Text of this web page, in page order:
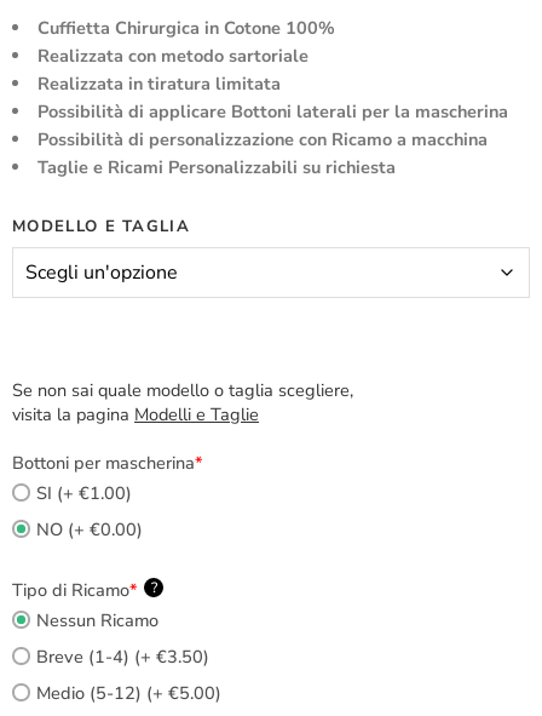
Cuffietta Chirurgica in Cotone 100%
Realizzata con metodo sartoriale
Realizzata in tiratura limitata
Possibilità di applicare Bottoni laterali per la mascherina
Possibilità di personalizzazione con Ricamo a macchina
Taglie e Ricami Personalizzabili su richiesta
MODELLO E TAGLIA
Se non sai quale modello o taglia scegliere,
visita la pagina Modelli e Taglie
Bottoni per mascherina*
SI (+ €1.00)
NO (+ €0.00)
Tipo di Ricamo* ?
Nessun Ricamo
Breve (1-4) (+ €3.50)
Medio (5-12) (+ €5.00)